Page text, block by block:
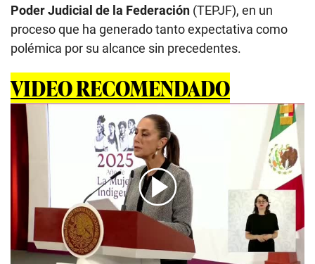
Poder Judicial de la Federación (TEPJF), en un
proceso que ha generado tanto expectativa como
polémica por su alcance sin precedentes.
VIDEO RECOMENDADO
00:00/01:36